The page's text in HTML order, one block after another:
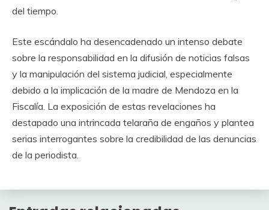
del tiempo.
Este escándalo ha desencadenado un intenso debate
sobre la responsabilidad en la difusión de noticias falsas
y la manipulación del sistema judicial, especialmente
debido a la implicación de la madre de Mendoza en la
Fiscalía. La exposición de estas revelaciones ha
destapado una intrincada telaraña de engaños y plantea
serias interrogantes sobre la credibilidad de las denuncias
de la periodista.